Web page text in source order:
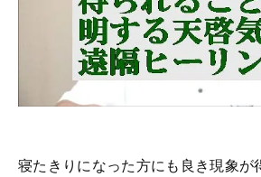
寝たきりになった方にも良き現象が